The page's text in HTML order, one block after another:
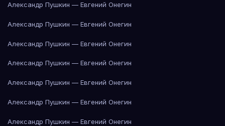
Александр Пушкин — Евгений Онегин
Александр Пушкин — Евгений Онегин
Александр Пушкин — Евгений Онегин
Александр Пушкин — Евгений Онегин
Александр Пушкин — Евгений Онегин
Александр Пушкин — Евгений Онегин
Александр Пушкин — Евгений Онегин